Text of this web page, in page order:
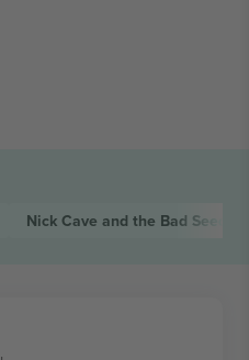
Nick Cave and the Bad Seeds